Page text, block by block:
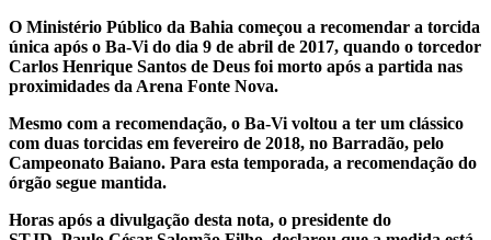
O Ministério Público da Bahia começou a recomendar a torcida
única após o Ba-Vi do dia 9 de abril de 2017, quando o torcedor
Carlos Henrique Santos de Deus foi morto após a partida nas
proximidades da Arena Fonte Nova.
Mesmo com a recomendação, o Ba-Vi voltou a ter um clássico
com duas torcidas em fevereiro de 2018, no Barradão, pelo
Campeonato Baiano. Para esta temporada, a recomendação do
órgão segue mantida.
Horas após a divulgação desta nota, o presidente do